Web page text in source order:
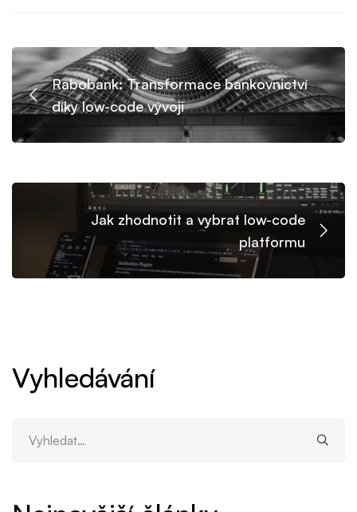
Rabobank: Transformace bankovnictví
díky low-code vývoji
Jak zhodnotit a vybrat low-code
platformu
Vyhledávání